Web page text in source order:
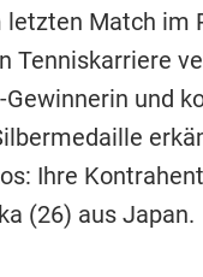
letzten Match im
Tenniskarriere
und
Ihre
(26) aus Japan.